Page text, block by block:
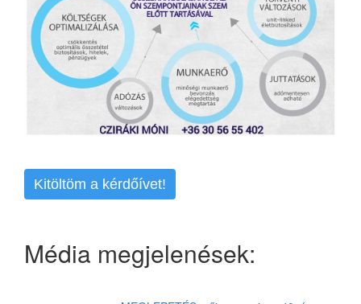
Kitöltöm a kérdőívet!
Média megjelenések: